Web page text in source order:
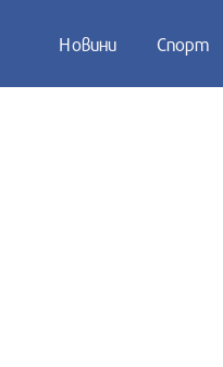
Новини Спорт